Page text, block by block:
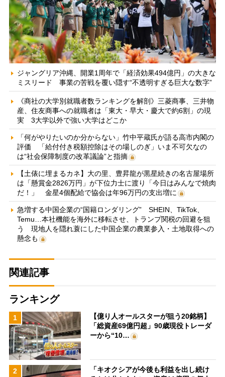
ジャングリア沖縄、開業1周年で「経済効果494億円」の大きな
ミスリード 事業の苦戦を覆い隠す“不透明すぎる巨大な数字”
《商社の大学別就職者数ランキングを解剖》三菱商事、三井物
産、住友商事への就職者は「東大・早大・慶大で約6割」の現
実 3大学以外で強い大学はどこか
「何がやりたいのか分からない」竹中平蔵氏が語る高市内閣の
評価 「給付付き税額控除はその場しのぎ」いま不可欠なの
は“社会保障制度の改革議論”と指摘
【土俵に埋まるカネ】大の里、豊昇龍が黒星続きの名古屋場所
は「懸賞金2826万円」が下位力士に渡り「今日はみんなで焼肉
だ！」 金星4個配給で協会は年96万円の支出増に
急増する中国企業の“国籍ロンダリング” SHEIN、TikTok、
Temu…本社機能を海外に移転させ、トランプ関税の回避を狙
う 現地人を隠れ蓑にした中国企業の農業参入・土地取得への
懸念も
関連記事
ランキング
1
【億り人オールスターが狙う20銘柄】
「総資産69億円超」90歳現役トレーダ
ーから“10…
2
「キオクシアが今後も利益を出し続け